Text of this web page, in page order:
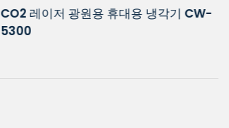
CO2 레이저 광원용 휴대용 냉각기 CW-
5300